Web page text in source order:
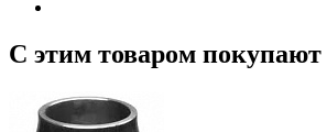
С этим товаром покупают